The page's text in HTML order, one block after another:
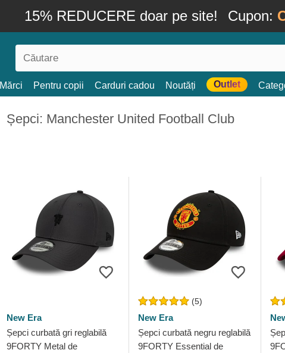
15% REDUCERE doar pe site! Cupon:
Mărci Pentru copii Carduri cadou Noutăți Outlet
Șepci: Manchester United Football Club
New Era
Șepci curbată gri reglabilă
9FORTY Metal de
(5)
New Era
Șepci curbată negru reglabilă
9FORTY Essential de